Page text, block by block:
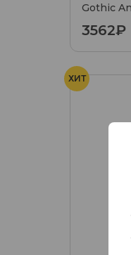
Gothic
3562₽
ХИТ